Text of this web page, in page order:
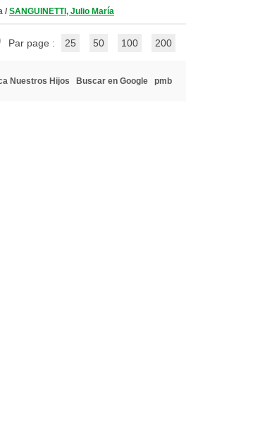
/ SANGUINETTI, Julio María
Par page : 25 50 100 200
Nuestros Hijos Buscar en Google pmb